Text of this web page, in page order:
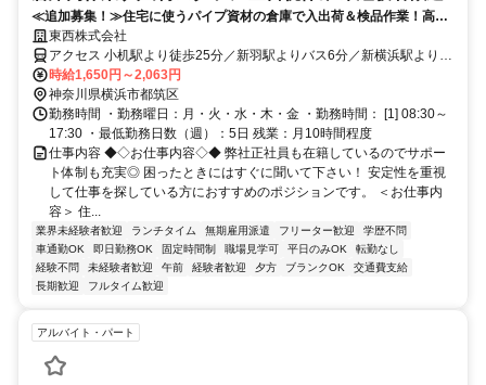
≪追加募集！≫住宅に使うパイプ資材の倉庫で入出荷＆検品作業！高時
給×週払い制度あり◎
東西株式会社
アクセス 小机駅より徒歩25分／新羽駅よりバス6分／新横浜駅よりバ
ス14分※自転車通勤可能/無料駐輪場有 （新羽駅よりバス6分「新開
橋」バス停下車徒歩12分・新横浜駅よりバス14分「川向南耕地」バ
ス停下車徒歩4分）※車通勤OK
時給1,650円～2,063円
神奈川県横浜市都筑区
勤務時間 ・勤務曜日：月・火・水・木・金 ・勤務時間： [1] 08:30～
17:30 ・最低勤務日数（週）：5日 残業：月10時間程度
仕事内容 ◆◇お仕事内容◇◆ 弊社正社員も在籍しているのでサポー
ト体制も充実◎ 困ったときにはすぐに聞いて下さい！ 安定性を重視
して仕事を探している方におすすめのポジションです。 ＜お仕事内
容＞ 住...
業界未経験者歓迎 ランチタイム 無期雇用派遣 フリーター歓迎
学歴不問
車通勤OK
即日勤務OK 固定時間制 職場見学可 平日のみOK
転勤なし
経験不問
未経験者歓迎 午前 経験者歓迎 夕方 ブランクOK
交通費支給
長期歓迎
フルタイム歓迎
アルバイト・パート